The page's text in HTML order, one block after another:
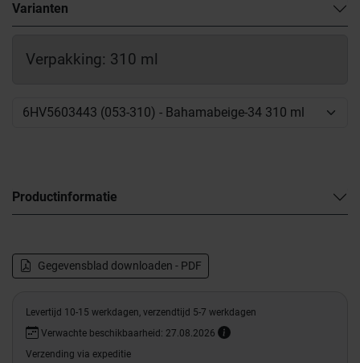
Varianten
Verpakking: 310 ml
Productinformatie
Gegevensblad downloaden - PDF
Levertijd 10-15 werkdagen, verzendtijd 5-7 werkdagen
Verwachte beschikbaarheid: 27.08.2026
Verzending via expeditie